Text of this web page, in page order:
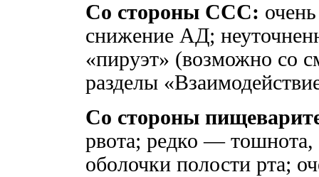
Со стороны ССС:
снижение АД;
«пируэт» (возможно со
разделы
Со стороны
рвота; редко — тошнота,
оболочки полости рта;